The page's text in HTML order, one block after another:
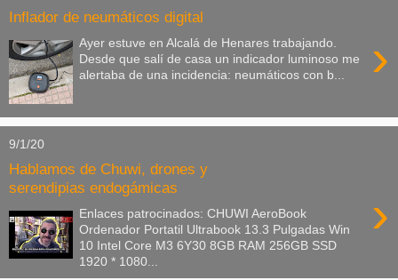
Inflador de neumáticos digital
›
Ayer estuve en Alcalá de Henares trabajando.
Desde que salí de casa un indicador luminoso me
alertaba de una incidencia: neumáticos con b...
9/1/20
Hablamos de Chuwi, drones y
serendipias endogámicas
›
Enlaces patrocinados: CHUWI AeroBook
Ordenador Portatil Ultrabook 13.3 Pulgadas Win
10 Intel Core M3 6Y30 8GB RAM 256GB SSD
1920 * 1080...